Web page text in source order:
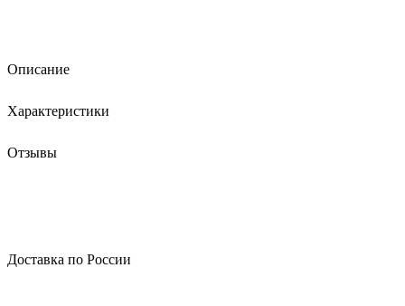
Описание
Характеристики
Отзывы
Доставка по России